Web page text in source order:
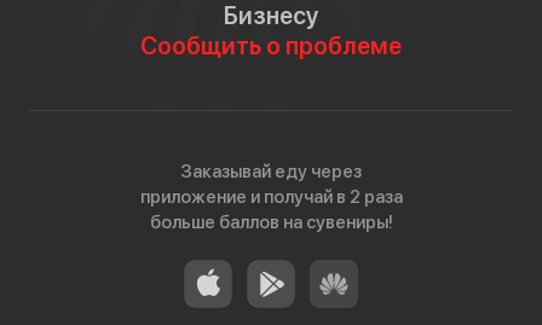
Бизнесу
Сообщить о проблеме
Заказывай еду через
приложение и получай в 2 раза
больше баллов на сувениры!